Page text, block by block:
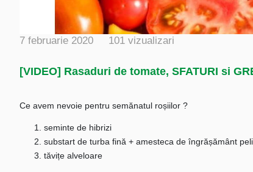
7 februarie 2020 101 vizualizari
[VIDEO] Rasaduri de tomate, SFATURI si
Ce avem nevoie pentru semănatul roșiilor ?
seminte de hibrizi
substart de turba fină + amesteca de îngrășământ
tăvițe alveloare